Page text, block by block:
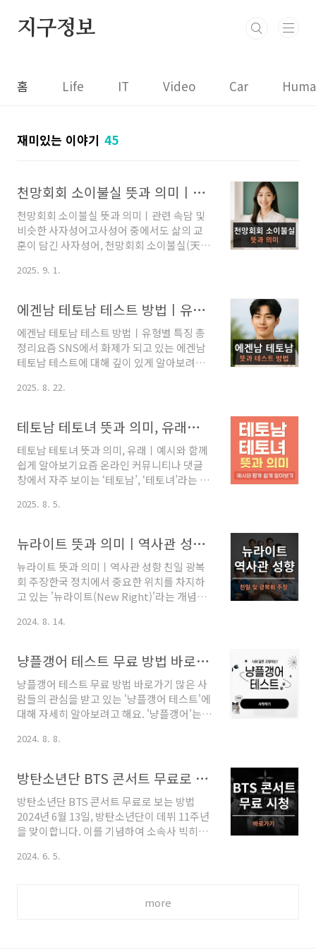
지구정보
홈 Life IT Video Car
재미있는 이야기 45
천망회회 소이불실 뜻과 의미ㅣ관련 속담 및 비슷한 사자성어
천망회회 소이불실 뜻과 의미ㅣ관련 속담 및
비슷한 사자성어고사성어 중에서도 삶의 교
훈이 담긴 사자성어, 천망회회 소이불실(天網
고 해요. 이 말은 단순히 한자 풀이에 그치지
에까지 연결되는 의미가 담겨 있어 많은 분들
이 교훈으로 삼는 고사성어랍니다. 이번 글에
서는 이 사자성어의 뜻, 유래, 현대적 의미, 그
리고 실제 적용 사례까지 풍성하게 풀어드리
겠습니다. 천망회회 소이불실 한자 풀이천망
니다.천망(天網) : 하늘의 그물, 즉 하늘의 정
넓고 크다는 뜻으로, 그물이 아주 커서 끝이 보
이지 않는 상태를 나타냅니다.소(疏) : 성기..
2025. 9. 1.
에겐남 테토남 테스트 방법ㅣ유형별 특징 총정리
에겐남 테토남 테스트 방법ㅣ유형별 특징 총
정리요즘 SNS에서 화제가 되고 있는 에겐남
테토남 테스트에 대해 깊이 있게 알아보려고
게 자기 성향을 분석할 수 있는 테스트지만, 이
나뉘어 있다는 점에서 많은 사람들의 호기심
을 자극하고 있습니다. 에겐남, 테토남이라는
용어가 생소하게 느껴질 수도 있지만, 알고 보
면 이해하기 아주 쉬운 분류법이에요. 이번 글
에서는 에겐남·테토남의 뜻, 유형별 특징, 간
해 드릴게요. 에겐남 테토남 뜻이 뭐길래?‘에
테스토스테론(Testosterone)에서 유래한
말이에요.에스트로겐 → 감성, 공감,..
2025. 8. 22.
테토남 테토녀 뜻과 의미, 유래ㅣ예시와 함께 쉽게 알아보기
테토남 테토녀 뜻과 의미, 유래ㅣ예시와 함께
쉽게 알아보기요즘 온라인 커뮤니티나 댓글
창에서 자주 보이는 ‘테토남’, ‘테토녀’라는 단
면 다소 생소하고 무슨 뜻인지 헷갈릴 수 있지
현실적인 표현이라는 걸 알게 됩니다. 지금부
터 ‘테토남’과 ‘테토녀’의 정확한 뜻과 의미, 그
리고 실제 상황에서 어떻게 쓰이는지 예시를
통해 쉽게 풀어보도록 할게요. 20~30대는 물
론, 모든 세대가 이해할 수 있도록 설명해드리
남’과 ‘테토녀’는 각각 ‘테크토닉 남자’, ‘테크
나온다’는 남자/여자를 줄여 만든 신조어입니
다. 즉, 연애 또는 인간관계..
2025. 8. 5.
뉴라이트 뜻과 의미ㅣ역사관 성향 친일 광복회 주장
뉴라이트 뜻과 의미ㅣ역사관 성향 친일 광복
회 주장한국 정치에서 중요한 위치를 차지하
고 있는 '뉴라이트(New Right)'라는 개념에
어는 단순히 새로운 보수주의를 의미하는 것
를 상징하는 용어입니다. 지금부터 뉴라이트
의 탄생 배경과 그 이념, 그리고 한국 사회에서
의 역할과 영향까지 자세히 살펴보겠습니
다. 뉴라이트 뜻과 의미뉴라이트란 무엇인
가? 새로운 보수주의 출현뉴라이트(New
로운 보수주의 운동으로, 기존의 보수주의와
니다. 기존의 보수주의가 전통적 가치와 권위
를 중시하고, 국가의 강력한 역할을 강조했다
면, 뉴라이트는 ..
2024. 8. 14.
냥플갱어 테스트 무료 방법 바로가기
냥플갱어 테스트 무료 방법 바로가기 많은 사
람들의 관심을 받고 있는 '냥플갱어 테스트'에
대해 자세히 알아보려고 해요. '냥플갱어'는
고양이와 닮았는지를 찾아주는 재미있는 테
어떤 고양이와 닮았는지를 알아볼 수 있게 해
주는 간단하면서도 흥미로운 방법이랍니다.
냥플갱어 테스트 무료 방법냥플갱어 테스트
는 주로 온라인 플랫폼을 통해 제공되며, 사용
자의 외모나 성격 특징을 분석해 가장 닮은 고
는 다음과 같은 과정을 통해 진행됩니다. 냥플
해요. 이 질문들은 주로 성격과 관련된 것들이
2024. 8. 8.
방탄소년단 BTS 콘서트 무료로 보는 방법
방탄소년단 BTS 콘서트 무료로 보는 방법
2024년 6월 13일, 방탄소년단이 데뷔 11주년
을 맞이합니다. 이를 기념하여 소속사 빅히트
탄소년단의 과거 공연 실황을 무료로 감상할
트뮤직은방탄소년단 공식 유튜브 채널 '방탄
2024. 6. 5.
more